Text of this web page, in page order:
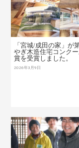
「宮城/成田の家」が
やぎ木造住宅コンク
賞を受賞しました。
2026年3月9日